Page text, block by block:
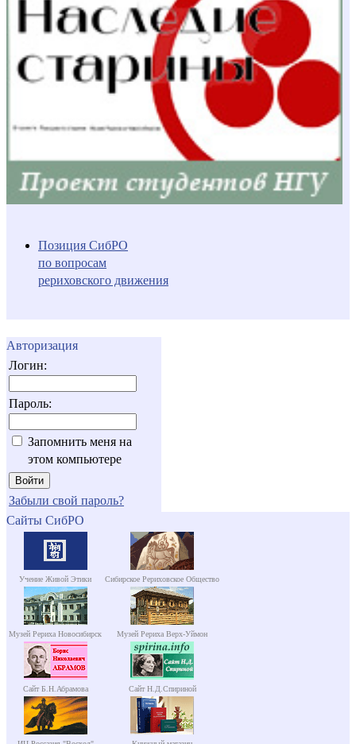
Позиция СибРО
по вопросам
рериховского движения
Авторизация
Логин:
Пароль:
Запомнить меня на
этом компьютере
Забыли свой пароль?
Сайты СибРО
Учение Живой Этики Сибирское Рериховское Общество
Музей Рериха Новосибирск Музей Рериха Верх-Уймон
Сайт Б.Н.Абрамова Сайт Н.Д.Спириной